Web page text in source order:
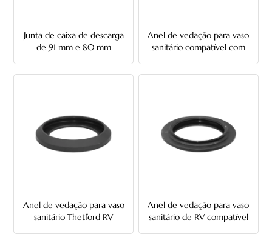
Junta de caixa de descarga
de 91 mm e 80 mm
Anel de vedação para vaso
sanitário compatível com
Series RV
Anel de vedação para vaso
sanitário Thetford RV
Anel de vedação para vaso
sanitário de RV compatível